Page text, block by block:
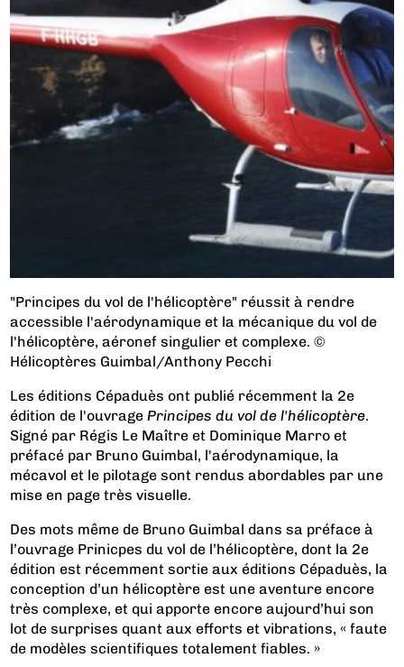
"Principes du vol de l'hélicoptère" réussit à rendre
accessible l'aérodynamique et la mécanique du vol de
l'hélicoptère, aéronef singulier et complexe. ©
Hélicoptères Guimbal/Anthony Pecchi
Les éditions Cépaduès ont publié récemment la 2e
édition de l'ouvragePrincipes du vol de l'hélicoptère.
Signé par Régis Le Maître et Dominique Marro et
préfacé par Bruno Guimbal, l'aérodynamique, la
mécavol et le pilotage sont rendus abordables par une
mise en page très visuelle.
Des mots même de Bruno Guimbal dans sa préface à
l’ouvrage Prinicpes du vol de l’hélicoptère, dont la 2e
édition est récemment sortie aux éditions Cépaduès, la
conception d’un hélicoptère est une aventure encore
très complexe, et qui apporte encore aujourd’hui son
lot de surprises quant aux efforts et vibrations, « faute
de modèles scientifiques totalement fiables. »